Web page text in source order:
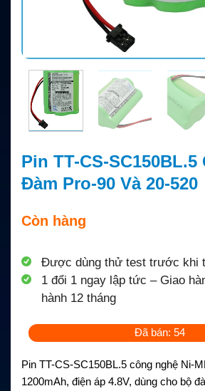
Pin TT-CS-SC150BL.5
Đàm Pro-90 Và 20-520
Còn hàng
Được dùng thử test trước khi
1 đổi 1 ngay lập tức – Giao
hành 12 tháng
Đã bán: 54
Pin TT-CS-SC150BL.5 công nghệ Ni-
1200mAh, điện áp 4.8V, dùng cho bộ